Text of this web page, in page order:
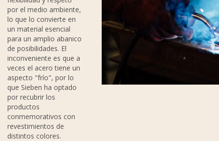
por el medio ambiente,
lo que lo convierte en
un material esencial
para un amplio abanico
de posibilidades. El
inconveniente es que a
veces el acero tiene un
aspecto "frío", por lo
que Sieben ha optado
por recubrir los
productos
conmemorativos con
revestimientos de
distintos colores.